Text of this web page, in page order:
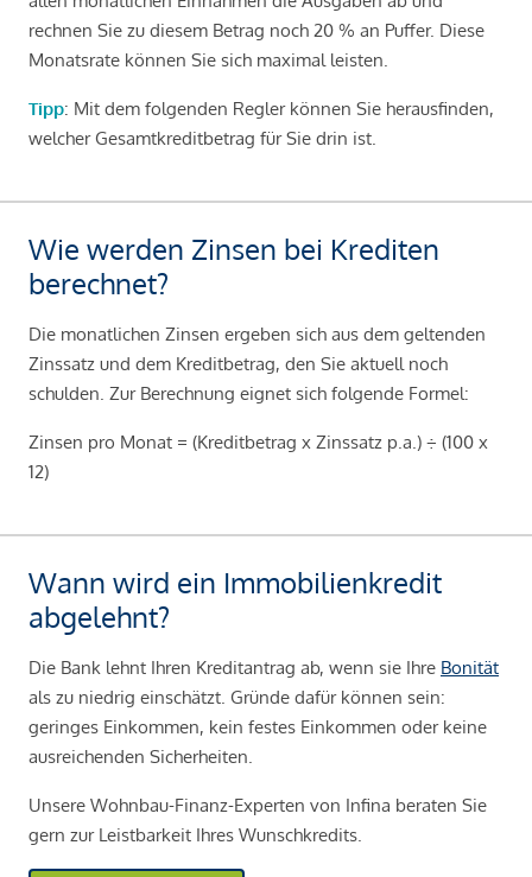
rechnen Sie zu diesem Betrag noch 20 % an Puffer. Diese
Monatsrate können Sie sich maximal leisten.
Tipp: Mit dem folgenden Regler können Sie herausfinden,
welcher Gesamtkreditbetrag für Sie drin ist.
Wie werden Zinsen bei Krediten
berechnet?
Die monatlichen Zinsen ergeben sich aus dem geltenden
Zinssatz und dem Kreditbetrag, den Sie aktuell noch
schulden. Zur Berechnung eignet sich folgende Formel:
Zinsen pro Monat = (Kreditbetrag x Zinssatz p.a.) ÷ (100 x
12)
Wann wird ein Immobilienkredit
abgelehnt?
Die Bank lehnt Ihren Kreditantrag ab, wenn sie Ihre Bonität
als zu niedrig einschätzt. Gründe dafür können sein:
geringes Einkommen, kein festes Einkommen oder keine
ausreichenden Sicherheiten.
Unsere Wohnbau-Finanz-Experten von Infina beraten Sie
gern zur Leistbarkeit Ihres Wunschkredits.